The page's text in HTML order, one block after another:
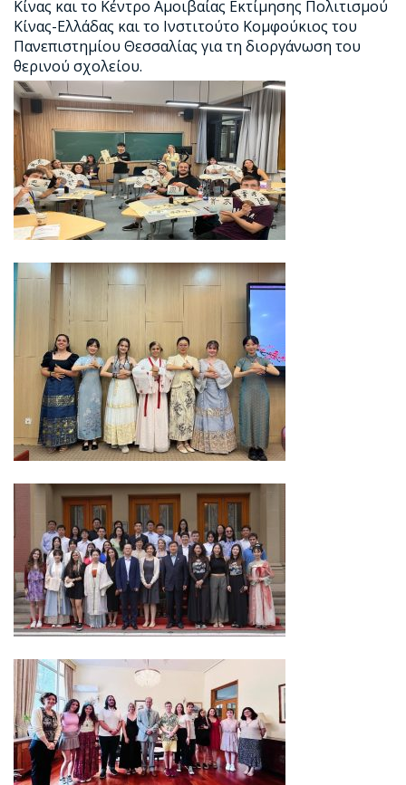
Κίνας και το Κέντρο Αμοιβαίας Εκτίμησης Πολιτισμού
Κίνας-Ελλάδας και το Ινστιτούτο Κομφούκιος του
Πανεπιστημίου Θεσσαλίας για τη διοργάνωση του
θερινού σχολείου.